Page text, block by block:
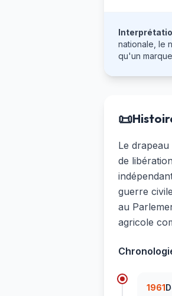
nationale, le
qu'un
📜
Le
de
guerre
au
agricole
1961